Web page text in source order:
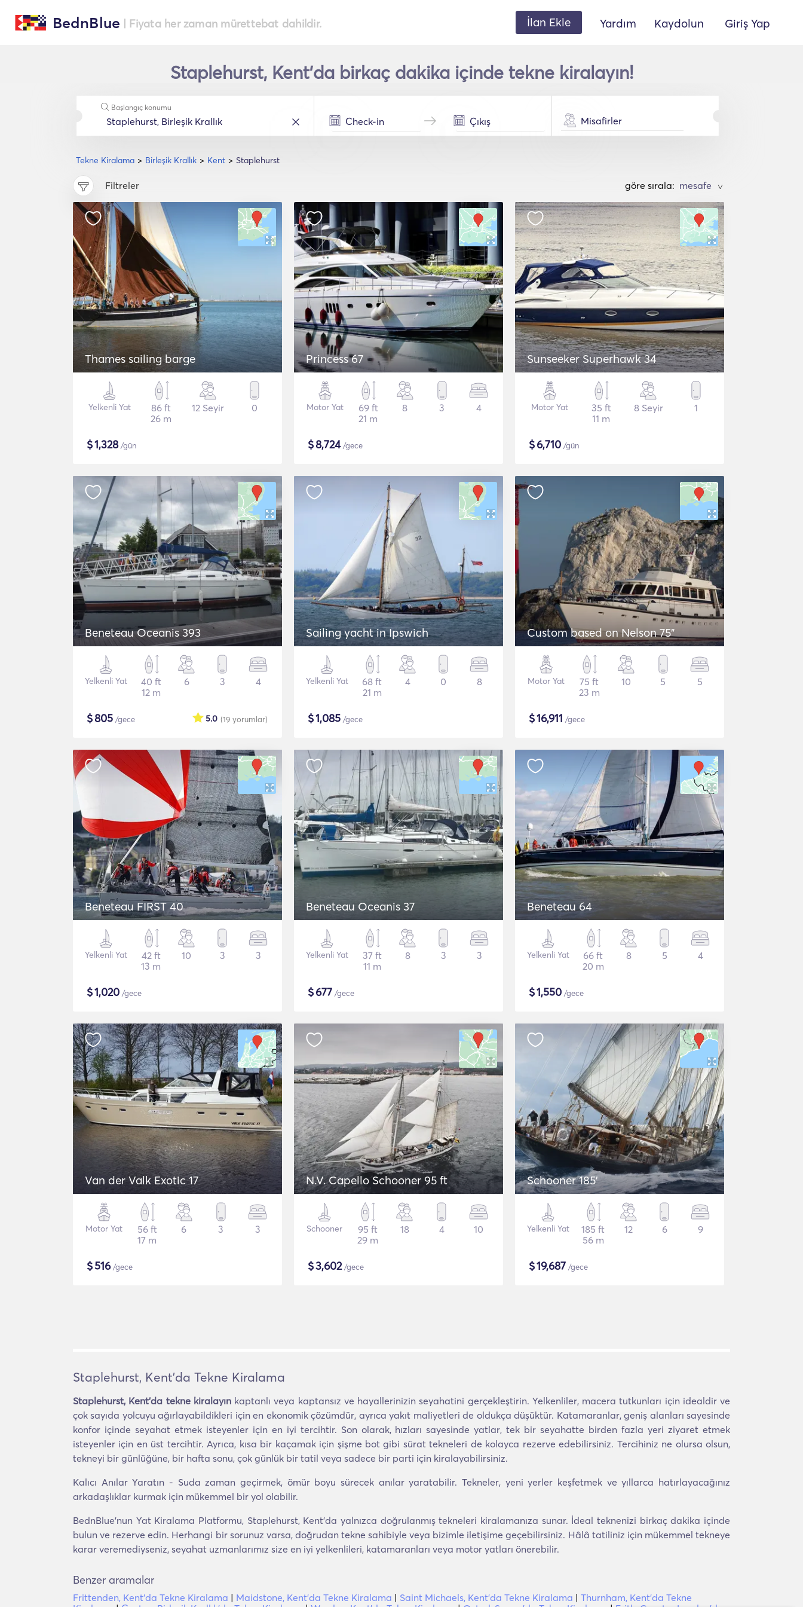
BednBlue | Fiyata her zaman mürettebat dahildir. İlan Ekle Yardım Kaydolun Giriş Yap
Staplehurst, Kent'da birkaç dakika içinde tekne kiralayın!
Tekne Kiralama Birleşik Krallık Kent Staplehurst
Başlangıç konumu
Misafirler
Filtreler göre sırala: >
Thames sailing barge
Yelkenli Yat
86 ft
26 m
12 Seyir 0
$1,328/gün
Princess 67
Motor Yat
69 ft
21 m
8 3 4
$8,724/gece
Sunseeker Superhawk 34
Motor Yat
35 ft
11 m
8 Seyir 1
$6,710 /gün
Beneteau Oceanis 393
Yelkenli Yat
40 ft
12 m
6 3 4
$805 /gece (19 yorumlar)
5.0
Sailing yacht in Ipswich
Yelkenli Yat
68 ft
21 m
4 0 8
$1,085 /gece
Custom based on Nelson 75"
Motor Yat
75 ft
23 m
10 5 5
$16,911 /gece
Beneteau FIRST 40
Yelkenli Yat
42 ft
13 m
10 3 3
$1,020 /gece
Beneteau Oceanis 37
Yelkenli Yat
37 ft
11 m
8 3 3
$677 /gece
Beneteau 64
Yelkenli Yat
66 ft
20 m
8 5 4
$1,550 /gece
Van der Valk Exotic 17
Motor Yat
56 ft
17 m
6 3 3
$516/gece
N.V. Capello Schooner 95 ft
Schooner
95 ft
29 m
18 4 10
$3,602/gece
Schooner 185'
Yelkenli Yat
185 ft
56 m
12 6 9
$19,687 /gece
Staplehurst, Kent'da Tekne Kiralama
Staplehurst, Kent'da tekne kiralayınkaptanlı veya kaptansız ve hayallerinizin seyahatini gerçekleştirin. Yelkenliler, macera tutkunları için idealdir ve
çok sayıda yolcuyu ağırlayabildikleri için en ekonomik çözümdür, ayrıca yakıt maliyetleri de oldukça düşüktür. Katamaranlar, geniş alanları sayesinde
konfor içinde seyahat etmek isteyenler için en iyi tercihtir. Son olarak, hızları sayesinde yatlar, tek bir seyahatte birden fazla yeri ziyaret etmek
isteyenler için en üst tercihtir. Ayrıca, kısa bir kaçamak için şişme bot gibi sürat tekneleri de kolayca rezerve edebilirsiniz. Tercihiniz ne olursa olsun,
tekneyi bir günlüğüne, bir hafta sonu, çok günlük bir tatil veya sadece bir parti için kiralayabilirsiniz.
Kalıcı Anılar Yaratın - Suda zaman geçirmek, ömür boyu sürecek anılar yaratabilir. Tekneler, yeni yerler keşfetmek ve yıllarca hatırlayacağınız
arkadaşlıklar kurmak için mükemmel bir yol olabilir.
BednBlue'nun Yat Kiralama Platformu, Staplehurst, Kent'da yalnızca doğrulanmış tekneleri kiralamanıza sunar. İdeal teknenizi birkaç dakika içinde
bulun ve rezerve edin. Herhangi bir sorunuz varsa, doğrudan tekne sahibiyle veya bizimle iletişime geçebilirsiniz. Hâlâ tatiliniz için mükemmel tekneye
karar veremediyseniz, seyahat uzmanlarımız size en iyi yelkenlileri, katamaranları veya motor yatları önerebilir.
Benzer aramalar
Frittenden, Kent'da Tekne Kiralama | Maidstone, Kent'da Tekne Kiralama | Saint Michaels, Kent'da Tekne Kiralama | Thurnham, Kent'da Tekne